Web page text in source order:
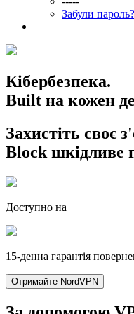
Забули пароль?
Кібербезпека.
Built на кожен
Захистіть своє
Block шкідливе
Доступно на
15-денна гарантія
Отримайте NordVPN